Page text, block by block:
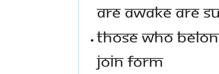
are awake are
Those who
join form